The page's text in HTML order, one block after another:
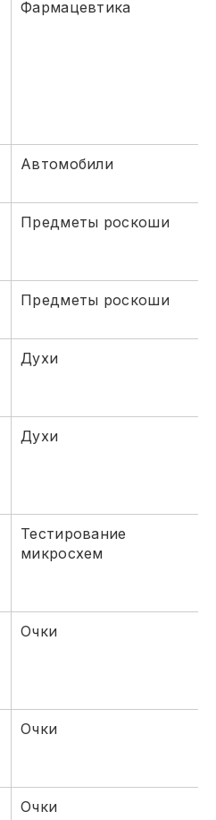
Фармацевтика
Автомобили
Предметы роскоши
Предметы роскоши
Духи
Духи
Тестирование
микросхем
Очки
Очки
Очки